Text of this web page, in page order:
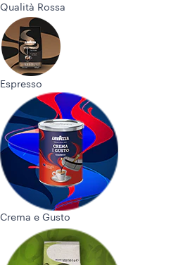
Qualità Rossa
Espresso
Crema e Gusto